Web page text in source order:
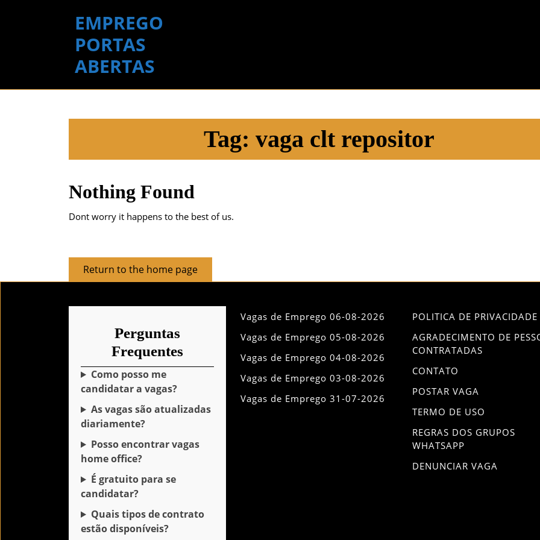
EMPREGO
PORTAS
ABERTAS
Tag: vaga clt repositor
Nothing Found
Dont worry it happens to the best of us.
Return to the home pageReturn
to
Perguntas
Frequentes
Como posso me
candidatar a vagas?
As vagas são atualizadas
diariamente?
Posso encontrar vagas
home office?
É gratuito para se
candidatar?
Quais tipos de contrato
estão disponíveis?
Vagas de Emprego 06-08-2026
Vagas de Emprego 05-08-2026
Vagas de Emprego 04-08-2026
Vagas de Emprego 03-08-2026
Vagas de Emprego 31-07-2026
POLITICA DE PRIVACIDADE
AGRADECIMENTO DE
CONTRATADAS
CONTATO
POSTAR VAGA
TERMO DE USO
REGRAS DOS GRUPOS
WHATSAPP
DENUNCIAR VAGA